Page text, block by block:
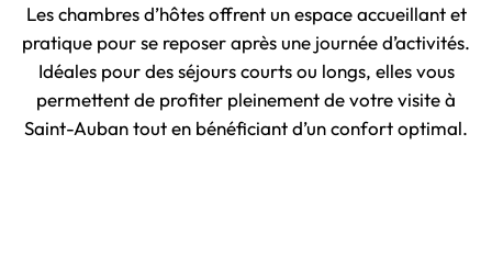
Les chambres d’hôtes offrent un espace accueillant et
pratique pour se reposer après une journée d’activités.
Idéales pour des séjours courts ou longs, elles vous
permettent de profiter pleinement de votre visite à
Saint-Auban tout en bénéficiant d’un confort optimal.